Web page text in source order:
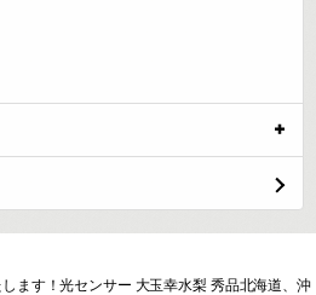
ます！光センサー 大玉幸水梨 秀品北海道、沖